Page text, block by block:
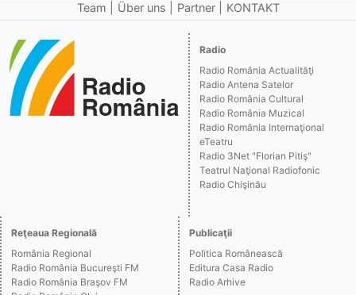
Team Über uns Partner KONTAKT
Radio
Radio România Actualităţi
Radio Antena Satelor
Radio România Cultural
Radio România Muzical
Radio România Internaţional
eTeatru
Radio 3Net "Florian Pitiş"
Teatrul Naţional Radiofonic
Radio Chişinău
Reţeaua Regională
România Regional
Radio România Bucureşti FM
Radio România Braşov FM
Publicaţii
Politica Românească
Editura Casa Radio
Radio Arhive